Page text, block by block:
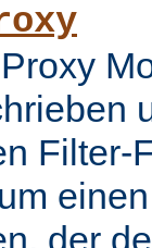
Filter-
der